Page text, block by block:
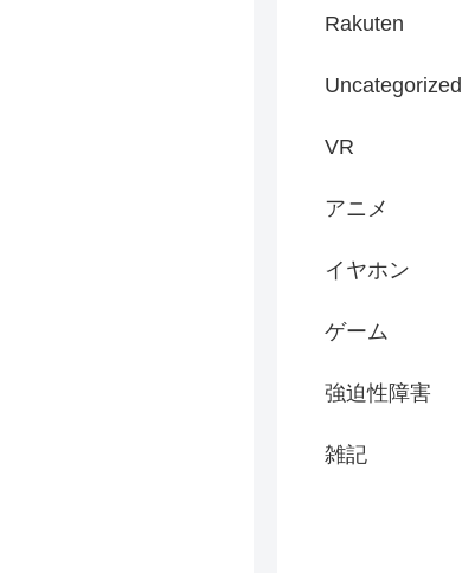
Rakuten
Uncategorized
VR
アニメ
イヤホン
ゲーム
強迫性障害
雑記